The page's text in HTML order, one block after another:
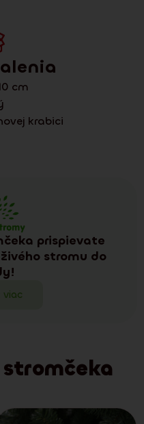
cm
krabici
prispievate
stromu do
viac